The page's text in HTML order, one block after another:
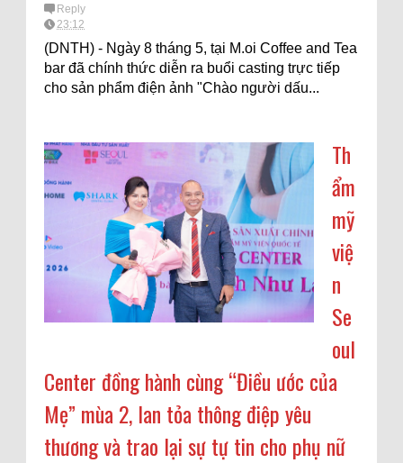
Reply
23:12
(DNTH) - Ngày 8 tháng 5, tại M.oi Coffee and Tea
bar đã chính thức diễn ra buổi casting trực tiếp
cho sản phẩm điện ảnh "Chào người dấu...
Th
ẩm
mỹ
việ
n
Se
oul
Center đồng hành cùng “Điều ước của
Mẹ” mùa 2, lan tỏa thông điệp yêu
thương và trao lại sự tự tin cho phụ nữ